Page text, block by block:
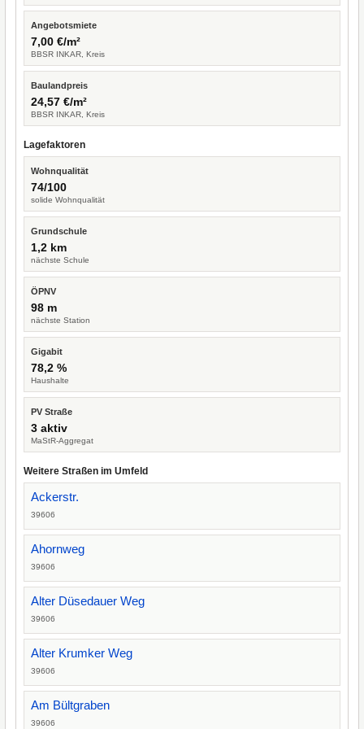
Angebotsmiete
7,00 €/m²
BBSR INKAR, Kreis
Baulandpreis
24,57 €/m²
BBSR INKAR, Kreis
Lagefaktoren
Wohnqualität
74/100
solide Wohnqualität
Grundschule
1,2 km
nächste Schule
ÖPNV
98 m
nächste Station
Gigabit
78,2 %
Haushalte
PV Straße
3 aktiv
MaStR-Aggregat
Weitere Straßen im Umfeld
Ackerstr.
39606
Ahornweg
39606
Alter Düsedauer Weg
39606
Alter Krumker Weg
39606
Am Bültgraben
39606